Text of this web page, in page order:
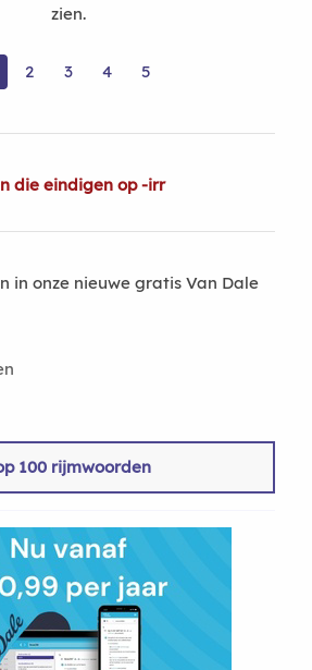
zien.
2 3 4 5
die eindigen op -irr
in onze nieuwe gratis Van Dale
100 rijmwoorden